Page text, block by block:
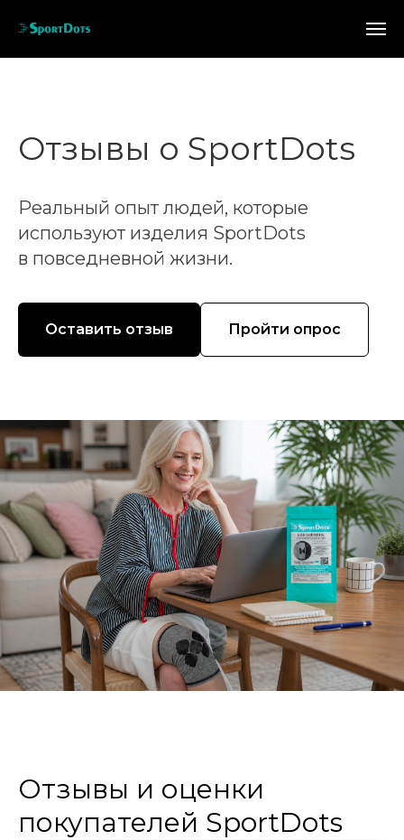
Отзывы о SportDots
Реальный опыт людей, которые
используют изделия SportDots
в повседневной жизни.
Оставить отзыв Пройти опрос
Отзывы и оценки
покупателей SportDots